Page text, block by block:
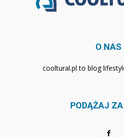
O NAS
cooltural.pl to blog
PODĄŻAJ